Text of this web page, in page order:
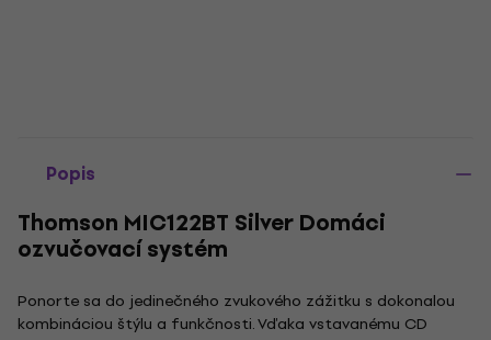
Popis
Thomson MIC122BT Silver Domáci
ozvučovací systém
Ponorte sa do jedinečného zvukového zážitku s dokonalou
kombináciou štýlu a funkčnosti. Vďaka vstavanému CD